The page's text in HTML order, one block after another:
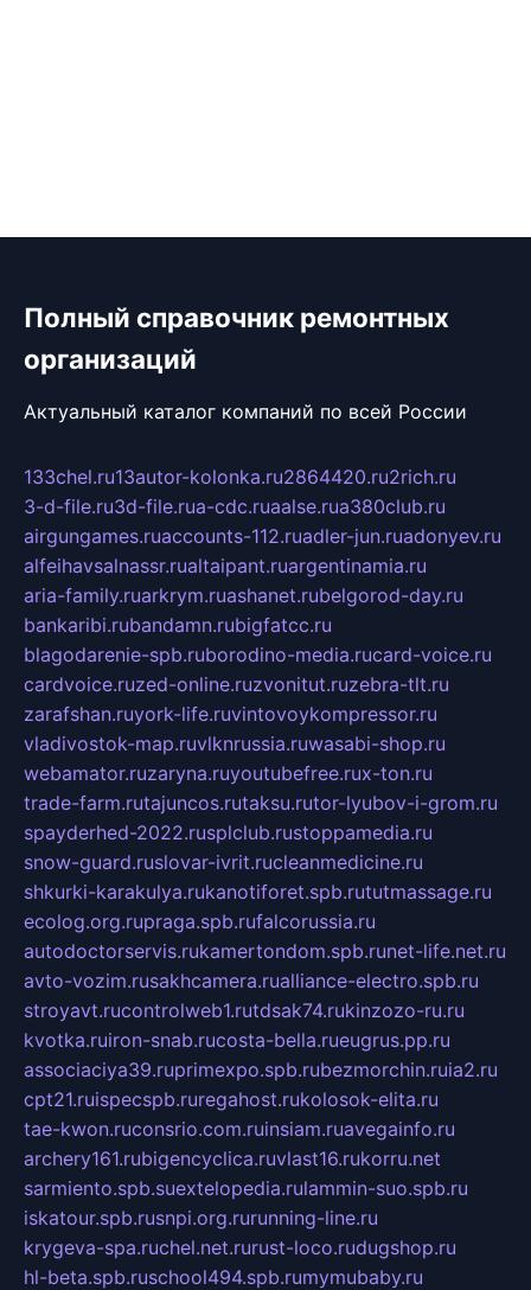
Полный справочник ремонтных
организаций
Актуальный каталог компаний по всей России
133chel.ru13autor-kolonka.ru2864420.ru2rich.ru
3-d-file.ru3d-file.rua-cdc.ruaalse.rua380club.ru
airgungames.ruaccounts-112.ruadler-jun.ruadonyev.ru
alfeihavsalnassr.rualtaipant.ruargentinamia.ru
aria-family.ruarkrym.ruashanet.rubelgorod-day.ru
bankaribi.rubandamn.rubigfatcc.ru
blagodarenie-spb.ruborodino-media.rucard-voice.ru
cardvoice.ruzed-online.ruzvonitut.ruzebra-tlt.ru
zarafshan.ruyork-life.ruvintovoykompressor.ru
vladivostok-map.ruvlknrussia.ruwasabi-shop.ru
webamator.ruzaryna.ruyoutubefree.rux-ton.ru
trade-farm.rutajuncos.rutaksu.rutor-lyubov-i-grom.ru
spayderhed-2022.rusplclub.rustoppamedia.ru
snow-guard.ruslovar-ivrit.rucleanmedicine.ru
shkurki-karakulya.rukanotiforet.spb.rututmassage.ru
ecolog.org.rupraga.spb.rufalcorussia.ru
autodoctorservis.rukamertondom.spb.runet-life.net.ru
avto-vozim.rusakhcamera.rualliance-electro.spb.ru
stroyavt.rucontrolweb1.rutdsak74.rukinzozo-ru.ru
kvotka.ruiron-snab.rucosta-bella.rueugrus.pp.ru
associaciya39.ruprimexpo.spb.rubezmorchin.ruia2.ru
cpt21.ruispecspb.ruregahost.rukolosok-elita.ru
tae-kwon.ruconsrio.com.ruinsiam.ruavegainfo.ru
archery161.rubigencyclica.ruvlast16.rukorru.net
sarmiento.spb.suextelopedia.rulammin-suo.spb.ru
iskatour.spb.rusnpi.org.rurunning-line.ru
krygeva-spa.ruchel.net.rurust-loco.rudugshop.ru
hl-beta.spb.ruschool494.spb.rumymubaby.ru